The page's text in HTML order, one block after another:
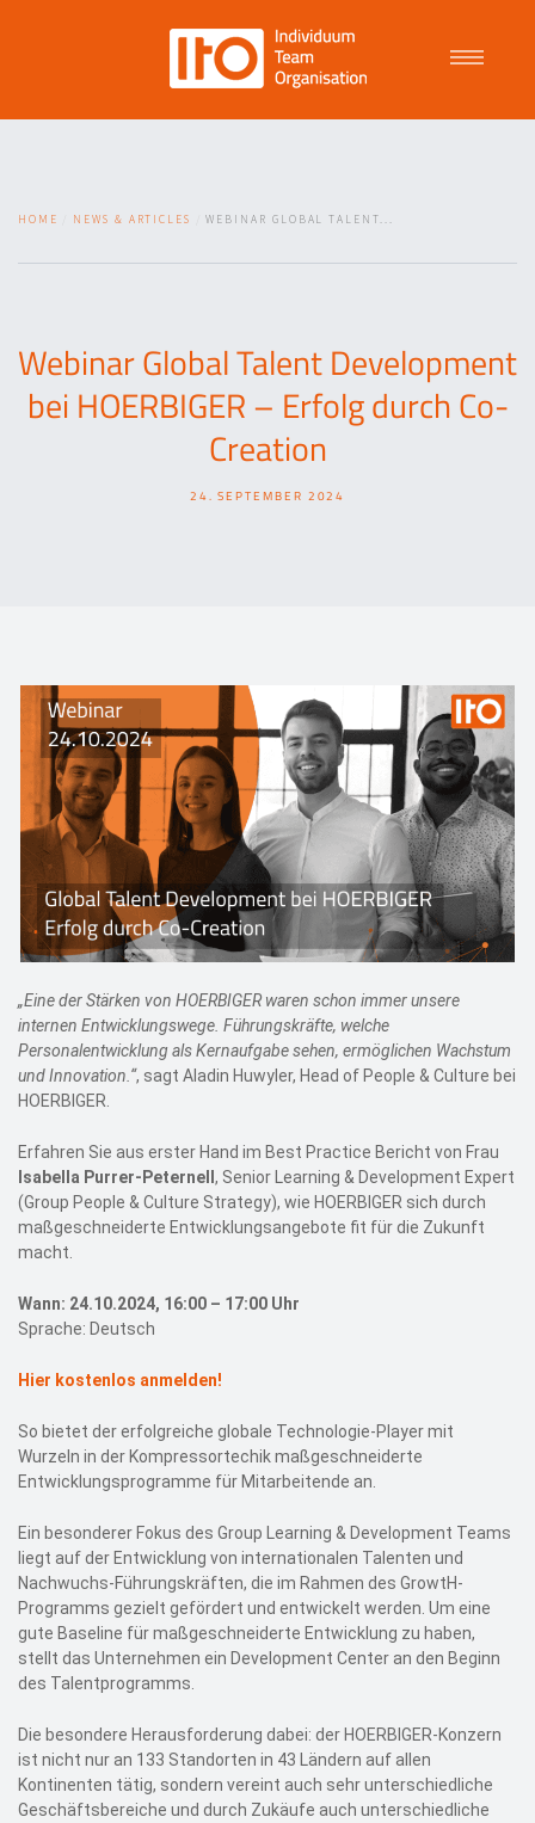
ITO
EN
HOME NEWS & ARTICLES WEBINAR GLOBAL TALENT...
Webinar Global Talent Development
bei HOERBIGER – Erfolg durch Co-
Creation
24. SEPTEMBER 2024
„Eine der Stärken von HOERBIGER waren schon immer unsere
internen Entwicklungswege. Führungskräfte, welche
Personalentwicklung als Kernaufgabe sehen, ermöglichen Wachstum
und Innovation.“, sagt Aladin Huwyler, Head of People & Culture bei
HOERBIGER.
Erfahren Sie aus erster Hand im Best Practice Bericht von Frau
Isabella Purrer-Peternell , Senior Learning & Development Expert
(Group People & Culture Strategy), wie HOERBIGER sich durch
maßgeschneiderte Entwicklungsangebote fit für die Zukunft
macht.
Wann: 24.10.2024, 16:00 – 17:00 Uhr
Sprache: Deutsch
Hier kostenlos anmelden!
So bietet der erfolgreiche globale Technologie-Player mit
Wurzeln in der Kompressortechik maßgeschneiderte
Entwicklungsprogramme für Mitarbeitende an.
Ein besonderer Fokus des Group Learning & Development Teams
liegt auf der Entwicklung von internationalen Talenten und
Nachwuchs-Führungskräften, die im Rahmen des GrowtH-
Programms gezielt gefördert und entwickelt werden. Um eine
gute Baseline für maßgeschneiderte Entwicklung zu haben,
stellt das Unternehmen ein Development Center an den Beginn
des Talentprogramms.
Die besondere Herausforderung dabei: der HOERBIGER-Konzern
ist nicht nur an 133 Standorten in 43 Ländern auf allen
Kontinenten tätig, sondern vereint auch sehr unterschiedliche
Geschäftsbereiche und durch Zukäufe auch unterschiedliche